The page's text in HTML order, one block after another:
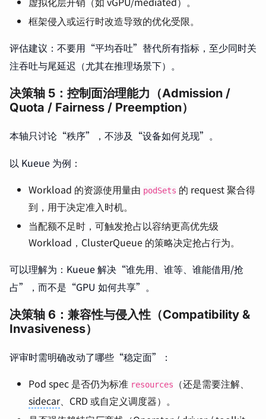
框架侵入或运行时改造导致的优化受限。
评估建议：不要用“平均吞吐”替代所有指标，至少同时关
注吞吐与尾延迟（尤其在推理场景下）。
决策轴 5：控制面治理能力（Admission /
Quota / Fairness / Preemption）
本轴只讨论“秩序”，不涉及“设备如何兑现”。
以 Kueue 为例：
Workload 的资源使用量由 podSets 的 request 聚合得
到，用于决定准入时机。
当配额不足时，可触发抢占以容纳更高优先级
Workload，ClusterQueue 的策略决定抢占行为。
可以理解为：Kueue 解决“谁先用、谁等、谁能借用/抢
占”，而不是“GPU 如何共享”。
决策轴 6：兼容性与侵入性（Compatibility &
Invasiveness）
评审时需明确改动了哪些“稳定面”：
Pod spec 是否仍为标准 resources
（还是需要注解、
sidecar、CRD 或自定义调度器）。